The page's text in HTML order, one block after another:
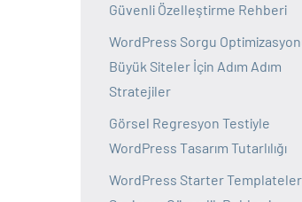
Güvenli Özelleştirme Rehberi
WordPress Sorgu
Büyük Siteler İçin Adım Adım
Stratejiler
Görsel Regresyon Testiyle
WordPress Tasarım Tutarlılığı
WordPress Starter